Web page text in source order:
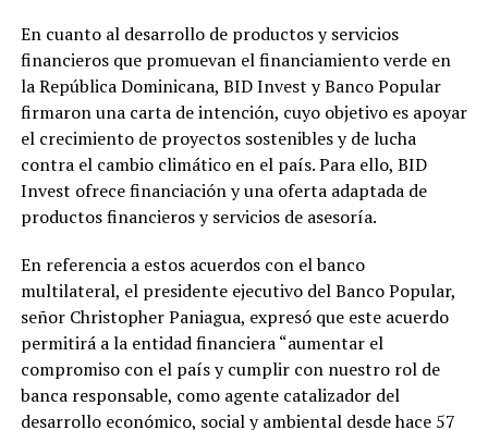
En cuanto al desarrollo de productos y servicios
financieros que promuevan el financiamiento verde en
la República Dominicana, BID Invest y Banco Popular
firmaron una carta de intención, cuyo objetivo es apoyar
el crecimiento de proyectos sostenibles y de lucha
contra el cambio climático en el país. Para ello, BID
Invest ofrece financiación y una oferta adaptada de
productos financieros y servicios de asesoría.
En referencia a estos acuerdos con el banco
multilateral, el presidente ejecutivo del Banco Popular,
señor Christopher Paniagua, expresó que este acuerdo
permitirá a la entidad financiera “aumentar el
compromiso con el país y cumplir con nuestro rol de
banca responsable, como agente catalizador del
desarrollo económico, social y ambiental desde hace 57